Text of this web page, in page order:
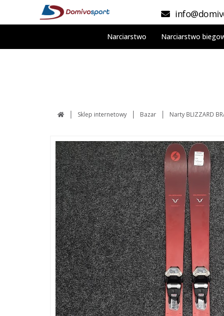
Narciarstwo Narciarstwo
Sklep internetowy Bazar Narty BLIZZARD